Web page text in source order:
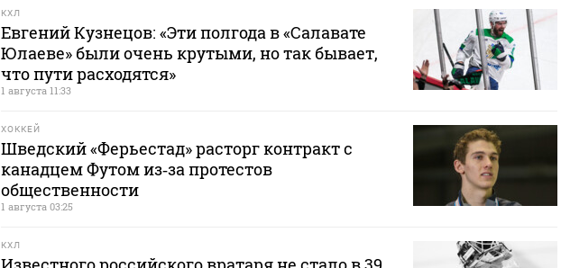
КХЛ
Евгений Кузнецов: «Эти полгода в «Салавате
Юлаеве» были очень крутыми, но так бывает,
что пути расходятся»
1 августа 11:33
ХОККЕЙ
Шведский «Ферьестад» расторг контракт с
канадцем Футом из‑за протестов
общественности
1 августа 03:25
КХЛ